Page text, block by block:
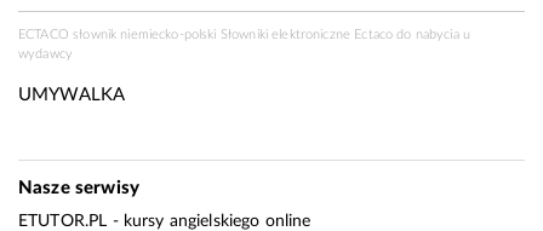
ECTACO słownik niemiecko-polski Słowniki elektroniczne Ectaco do nabycia u
wydawcy
UMYWALKA
Nasze serwisy
ETUTOR.PL - kursy angielskiego online